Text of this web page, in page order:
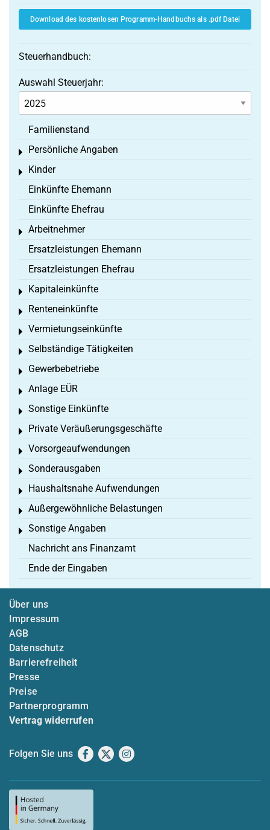
Download des kostenlosen Programm-Handbuchs als .pdf Datei
Steuerhandbuch:
Auswahl Steuerjahr:
Familienstand
Persönliche Angaben
Toggle menu
Kinder
Toggle menu
Einkünfte Ehemann
Einkünfte Ehefrau
Arbeitnehmer
Toggle menu
Ersatzleistungen Ehemann
Ersatzleistungen Ehefrau
Kapitaleinkünfte
Toggle menu
Renteneinkünfte
Toggle menu
Vermietungseinkünfte
Toggle menu
Selbständige Tätigkeiten
Toggle menu
Gewerbebetriebe
Toggle menu
Anlage EÜR
Toggle menu
Sonstige Einkünfte
Toggle menu
Private Veräußerungsgeschäfte
Toggle menu
Vorsorgeaufwendungen
Toggle menu
Sonderausgaben
Toggle menu
Haushaltsnahe Aufwendungen
Toggle menu
Außergewöhnliche Belastungen
Toggle menu
Sonstige Angaben
Toggle menu
Nachricht ans Finanzamt
Ende der Eingaben
Über uns
Impressum
AGB
Datenschutz
Barrierefreiheit
Presse
Preise
Partnerprogramm
Vertrag widerrufen
Folgen Sie uns Facebook
X Instagram